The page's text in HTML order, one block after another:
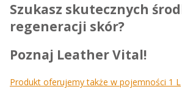
Szukasz skutecznych
regeneracji skór?
Poznaj Leather Vital!
Produkt oferujemy także w pojemności 1 L